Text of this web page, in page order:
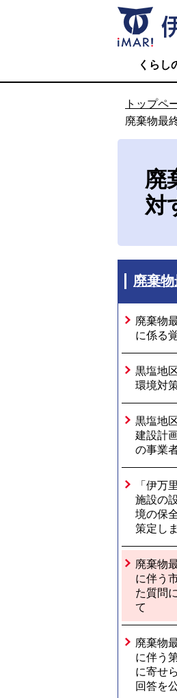
くらし
トップペ
廃棄物最
廃
対
廃棄
廃棄物
に係る
黒塩地
環境対
黒塩地
建設計
の事業
「伊万
施設の
境の保
策定し
廃棄物
に伴う
た質問
て
廃棄物
に伴う
に寄せ
回答を